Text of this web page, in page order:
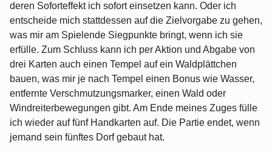
deren Soforteffekt ich sofort einsetzen kann. Oder ich
entscheide mich stattdessen auf die Zielvorgabe zu gehen,
was mir am Spielende Siegpunkte bringt, wenn ich sie
erfülle. Zum Schluss kann ich per Aktion und Abgabe von
drei Karten auch einen Tempel auf ein Waldplättchen
bauen, was mir je nach Tempel einen Bonus wie Wasser,
entfernte Verschmutzungsmarker, einen Wald oder
Windreiterbewegungen gibt. Am Ende meines Zuges fülle
ich wieder auf fünf Handkarten auf. Die Partie endet, wenn
jemand sein fünftes Dorf gebaut hat.